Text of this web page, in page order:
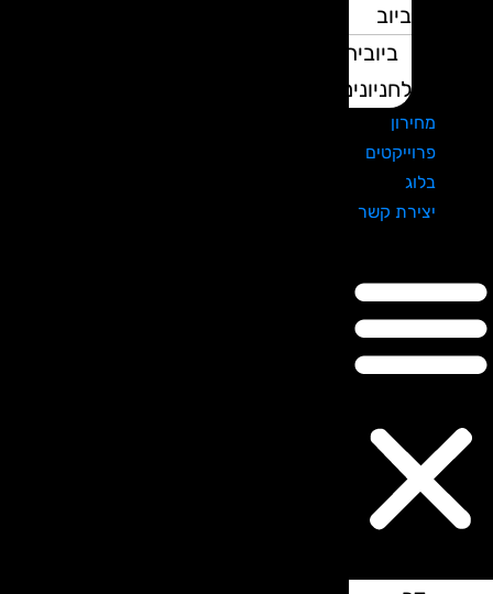
ביוב
ביובית
לחניונים
מחירון
פרוייקטים
בלוג
יצירת קשר